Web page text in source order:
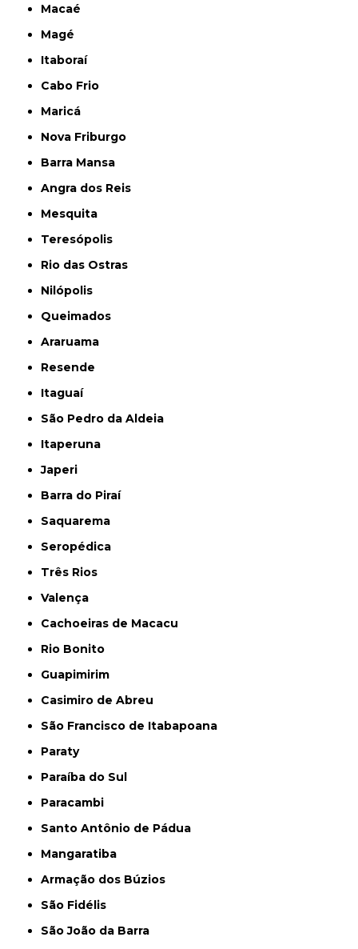
Macaé
Magé
Itaboraí
Cabo Frio
Maricá
Nova Friburgo
Barra Mansa
Angra dos Reis
Mesquita
Teresópolis
Rio das Ostras
Nilópolis
Queimados
Araruama
Resende
Itaguaí
São Pedro da Aldeia
Itaperuna
Japeri
Barra do Piraí
Saquarema
Seropédica
Três Rios
Valença
Cachoeiras de Macacu
Rio Bonito
Guapimirim
Casimiro de Abreu
São Francisco de Itabapoana
Paraty
Paraíba do Sul
Paracambi
Santo Antônio de Pádua
Mangaratiba
Armação dos Búzios
São Fidélis
São João da Barra